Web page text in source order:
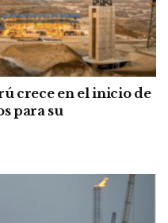
crece en el inicio de
para su